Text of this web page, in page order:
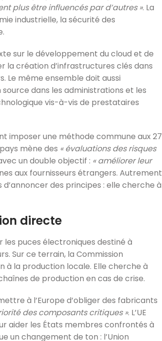
plus être influencés par d’autres ». La
industrielle, la sécurité des
sur le développement du cloud et de
la création d’infrastructures clés dans
Le même ensemble doit aussi
dans les administrations et les
vis-à-vis de prestataires
imposer une méthode commune aux 27
mène des « évaluations des risques
un double objectif : « améliorer leur
aux fournisseurs étrangers. Autrement
des principes : elle cherche à
directe
puces électroniques destiné à
Sur ce terrain, la Commission
à la production locale. Elle cherche à
de production en cas de crise.
à l’Europe d’obliger des fabricants
des composants critiques ». L’UE
aider les États membres confrontés à
un changement de ton : l’Union